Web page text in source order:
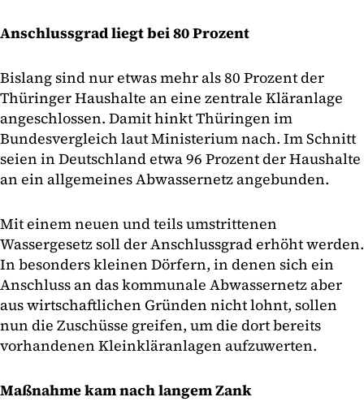
Anschlussgrad liegt bei 80 Prozent
Bislang sind nur etwas mehr als 80 Prozent der
Thüringer Haushalte an eine zentrale Kläranlage
angeschlossen. Damit hinkt Thüringen im
Bundesvergleich laut Ministerium nach. Im Schnitt
seien in Deutschland etwa 96 Prozent der Haushalte
an ein allgemeines Abwassernetz angebunden.
Mit einem neuen und teils umstrittenen
Wassergesetz soll der Anschlussgrad erhöht werden.
In besonders kleinen Dörfern, in denen sich ein
Anschluss an das kommunale Abwassernetz aber
aus wirtschaftlichen Gründen nicht lohnt, sollen
nun die Zuschüsse greifen, um die dort bereits
vorhandenen Kleinkläranlagen aufzuwerten.
Maßnahme kam nach langem Zank